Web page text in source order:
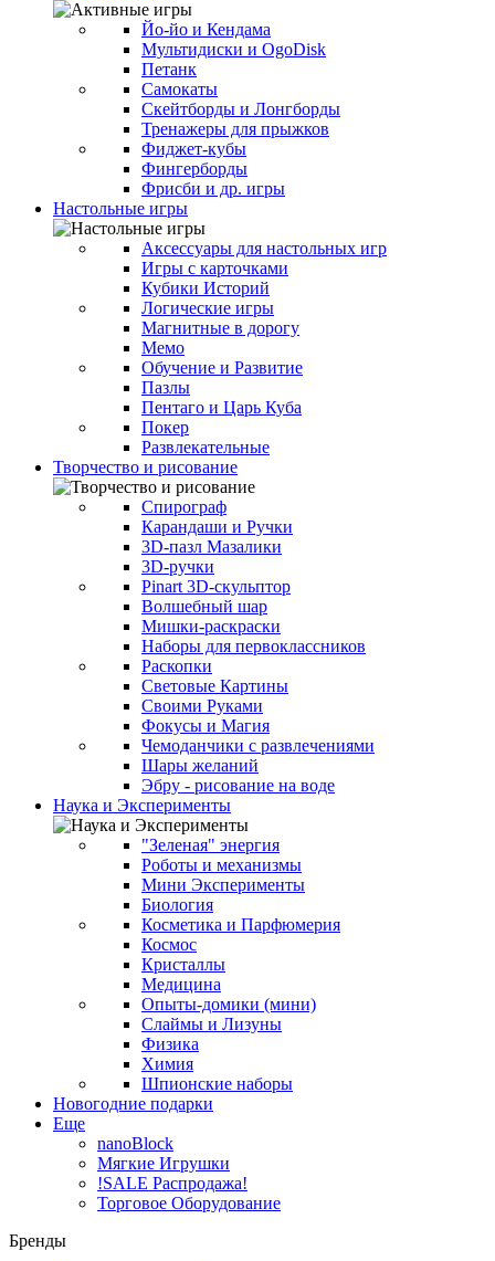
Йо-йо и Кендама
Мультидиски и OgoDisk
Петанк
Самокаты
Скейтборды и Лонгборды
Тренажеры для прыжков
Фиджет-кубы
Фингерборды
Фрисби и др. игры
Настольные игры
Аксессуары для настольных игр
Игры с карточками
Кубики Историй
Логические игры
Магнитные в дорогу
Мемо
Обучение и Развитие
Пазлы
Пентаго и Царь Куба
Покер
Развлекательные
Творчество и рисование
Спирограф
Карандаши и Ручки
3D-пазл Мазалики
3D-ручки
Pinart 3D-скульптор
Волшебный шар
Мишки-раскраски
Наборы для первоклассников
Раскопки
Световые Картины
Своими Руками
Фокусы и Магия
Чемоданчики с развлечениями
Шары желаний
Эбру - рисование на воде
Наука и Эксперименты
"Зеленая" энергия
Роботы и механизмы
Мини Эксперименты
Биология
Косметика и Парфюмерия
Космос
Кристаллы
Медицина
Опыты-домики (мини)
Слаймы и Лизуны
Физика
Химия
Шпионские наборы
Новогодние подарки
Еще
nanoBlock
Мягкие Игрушки
!SALE Распродажа!
Торговое Оборудование
Бренды